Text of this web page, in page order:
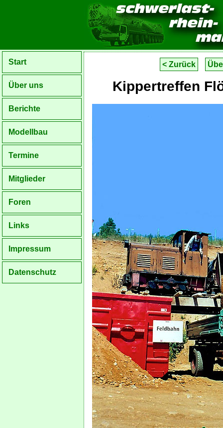
Start
Über uns
Berichte
Modellbau
Termine
Mitglieder
Foren
Links
Impressum
Datenschutz
< Zurück
Kippertreffen